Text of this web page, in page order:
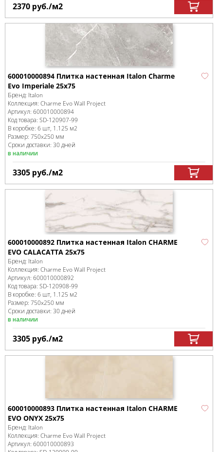
2370 руб./м2
600010000894 Плитка настенная Italon Charme
Evo Imperiale 25x75
Бренд: Italon
Коллекция: Charme Evo Wall Project
Артикул: 600010000894
Код товара: SD-120907-99
В коробке: 6 шт, 1.125 м2
Размер: 750x250 мм
Сроки доставки: 30 дней
в наличии
3305 руб./м2
600010000892 Плитка настенная Italon CHARME
EVO CALACATTA 25х75
Бренд: Italon
Коллекция: Charme Evo Wall Project
Артикул: 600010000892
Код товара: SD-120908-99
В коробке: 6 шт, 1.125 м2
Размер: 750x250 мм
Сроки доставки: 30 дней
в наличии
3305 руб./м2
600010000893 Плитка настенная Italon CHARME
EVO ONYX 25x75
Бренд: Italon
Коллекция: Charme Evo Wall Project
Артикул: 600010000893